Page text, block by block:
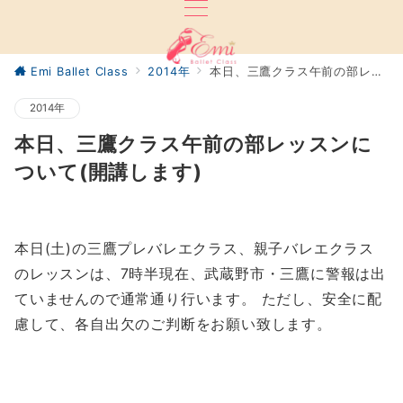
Emi Ballet Class 2014年 本日、三鷹クラス午前の部レッスンについて(開講します)
2014年
本日、三鷹クラス午前の部レッスンに
ついて(開講します)
本日(土)の三鷹プレバレエクラス、親子バレエクラス
のレッスンは、7時半現在、武蔵野市・三鷹に警報は出
ていませんので通常通り行います。 ただし、 安全に配
慮して、各自出欠のご判断をお願い致します。